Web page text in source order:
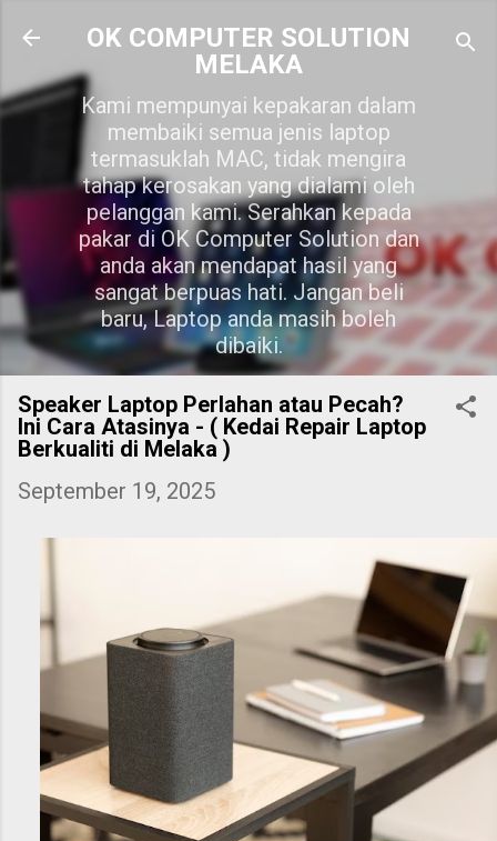
Skip to main content
OK COMPUTER SOLUTION
MELAKA
Kami mempunyai kepakaran dalam
membaiki semua jenis laptop
termasuklah MAC, tidak mengira
tahap kerosakan yang dialami oleh
pelanggan kami. Serahkan kepada
pakar di OK Computer Solution dan
anda akan mendapat hasil yang
sangat berpuas hati. Jangan beli
baru, Laptop anda masih boleh
dibaiki.
Speaker Laptop Perlahan atau Pecah?
Ini Cara Atasinya - ( Kedai Repair Laptop
Berkualiti di Melaka )
September 19, 2025